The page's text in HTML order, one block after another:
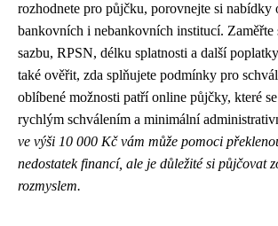
rozhodnete pro půjčku, porovnejte si nabídky
bankovních i nebankovních institucí. Zaměřte
sazbu, RPSN, délku splatnosti a další
také ověřit, zda splňujete podmínky pro
oblíbené možnosti patří online půjčky, které
rychlým schválením a minimální
ve výši 10 000 Kč vám může pomoci
nedostatek financí, ale je důležité si půjčovat
rozmyslem.